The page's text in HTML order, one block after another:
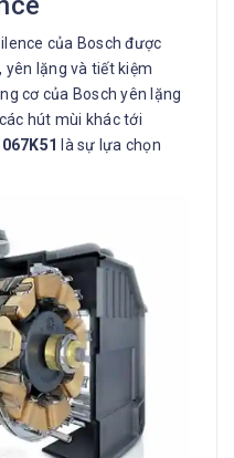
của Bosch được
yên lặng và tiết kiệm
cơ của Bosch yên lặng
hút mùi khác tới
là sự lựa chọn